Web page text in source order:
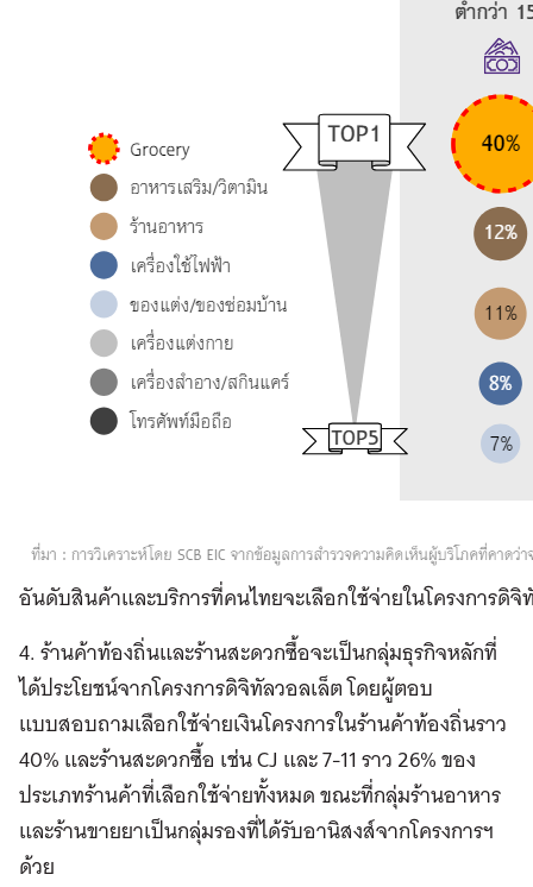
อันดับสินค้าและบริการที่คนไทยจะเลือกใช้จ่ายในโครงการดิ
4. ร้านค้าท้องถิ่นและร้านสะดวกซื้อจะเป็นกลุ่มธุรกิจหลักที่
ได้ประโยชน์จากโครงการดิจิทัลวอลเล็ต โดยผู้ตอบ
แบบสอบถามเลือกใช้จ่ายเงินโครงการในร้านค้าท้องถิ่นราว
40% และร้านสะดวกซื้อ เช่น CJ และ 7-11 ราว 26% ของ
ประเภทร้านค้าที่เลือกใช้จ่ายทั้งหมด ขณะที่กลุ่มร้านอาหาร
และร้านขายยาเป็นกลุ่มรองที่ได้รับอานิสงส์จากโครงการฯ
ด้วย